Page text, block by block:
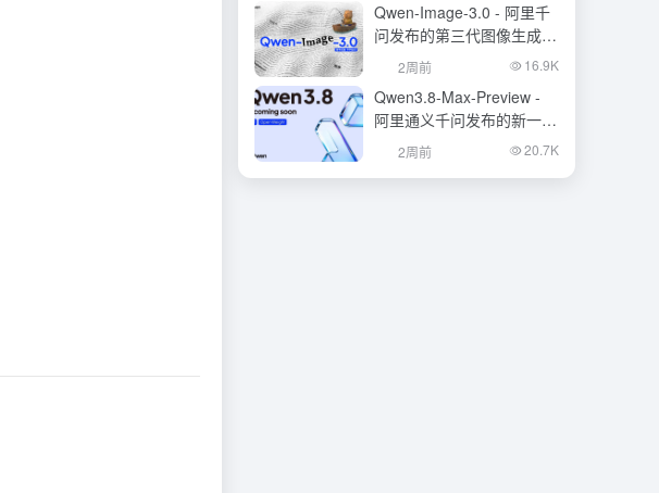
Qwen-Image-3.0 - 阿里千
问发布的第三代图像生成基
础模型
2周前 16.9K
Qwen3.8-Max-Preview -
阿里通义千问发布的新一代
旗舰大模型
2周前 20.7K